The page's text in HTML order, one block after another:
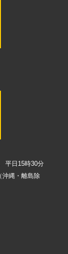
平日15時30分
沖縄・離島除